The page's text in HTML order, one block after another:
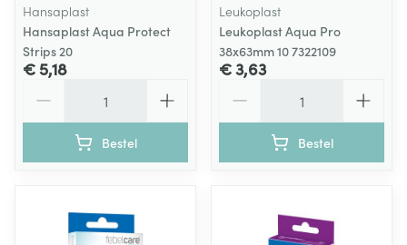
Hansaplast
Hansaplast Aqua Protect
Strips 20
€ 5,18
Bestel
Leukoplast
Leukoplast Aqua Pro
38x63mm 10 7322109
€ 3,63
Bestel